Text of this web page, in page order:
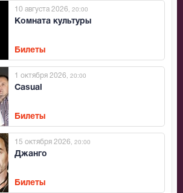
Комната культуры
10 августа 2026 , 20:00
Билеты
Casual
1 октября 2026 , 20:00
Билеты
Джанго
15 октября 2026 , 20:00
Билеты